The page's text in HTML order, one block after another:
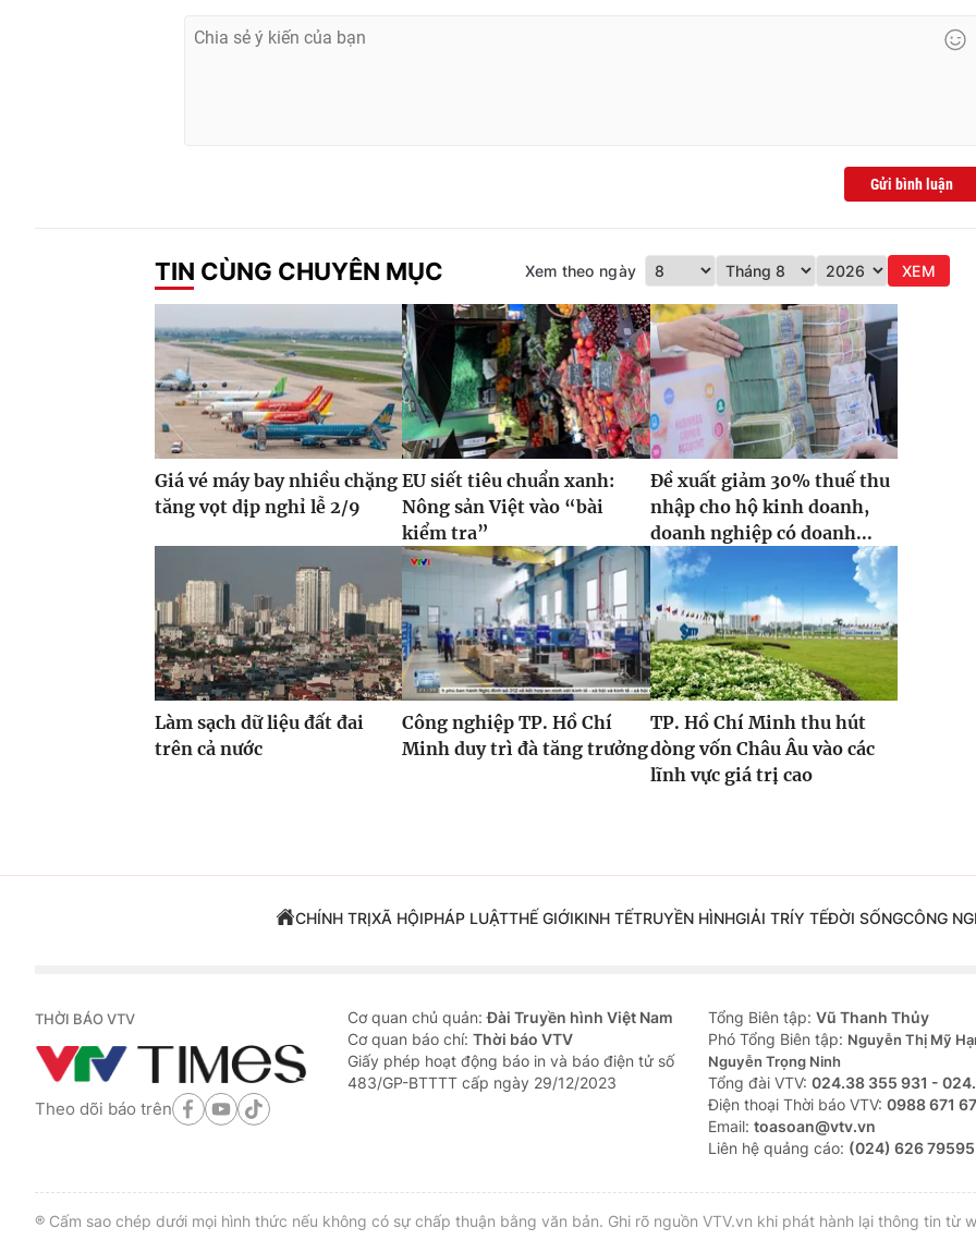
Gửi bình luận
TIN CÙNG CHUYÊN MỤC Xem theo ngày XEM
Giá vé máy bay nhiều chặng
tăng vọt dịp nghỉ lễ 2/9
EU siết tiêu chuẩn xanh:
Nông sản Việt vào “bài
kiểm tra”
Đề xuất giảm 30% thuế thu
nhập cho hộ kinh doanh,
doanh nghiệp có doanh...
Làm sạch dữ liệu đất đai
trên cả nước
Công nghiệp TP. Hồ Chí
Minh duy trì đà tăng trưởng
TP. Hồ Chí Minh thu hút
dòng vốn Châu Âu vào các
lĩnh vực giá trị cao
CHÍNH TRỊXÃ HỘIPHÁP LUẬTTHẾ GIỚIKINH TẾTRUYỀN HÌNHGIẢI TRÍY TẾĐỜI SỐNGCÔNG
THỜI BÁO VTV
Theo dõi báo trên
Cơ quan chủ quản:Đài Truyền hình Việt Nam
Cơ quan báo chí: Thời báo VTV
Giấy phép hoạt động báo in và báo điện tử số
483/GP-BTTTT cấp ngày 29/12/2023
Tổng Biên tập: Vũ Thanh Thủy
Phó Tổng Biên tập: Nguyễn Thị Mỹ
Nguyễn Trọng Ninh
Tổng đài VTV: 024.38 355 931 -
Ðiện thoại Thời báo VTV: 0988 671
Email: toasoan@vtv.vn
Liên hệ quảng cáo: (024) 626 79595
® Cấm sao chép dưới mọi hình thức nếu không có sự chấp thuận bằng văn bản. Ghi rõ nguồn VTV.vn khi phát hành lại thông tin từ